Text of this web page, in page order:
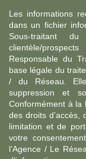
Les informations
dans un fichier
Sous-traitant
clientèle/
Responsable du
base légale du
/ du Réseau.
suppression et
Conformément à la
des droits d’accès,
limitation et de
votre
l’Agence / Le